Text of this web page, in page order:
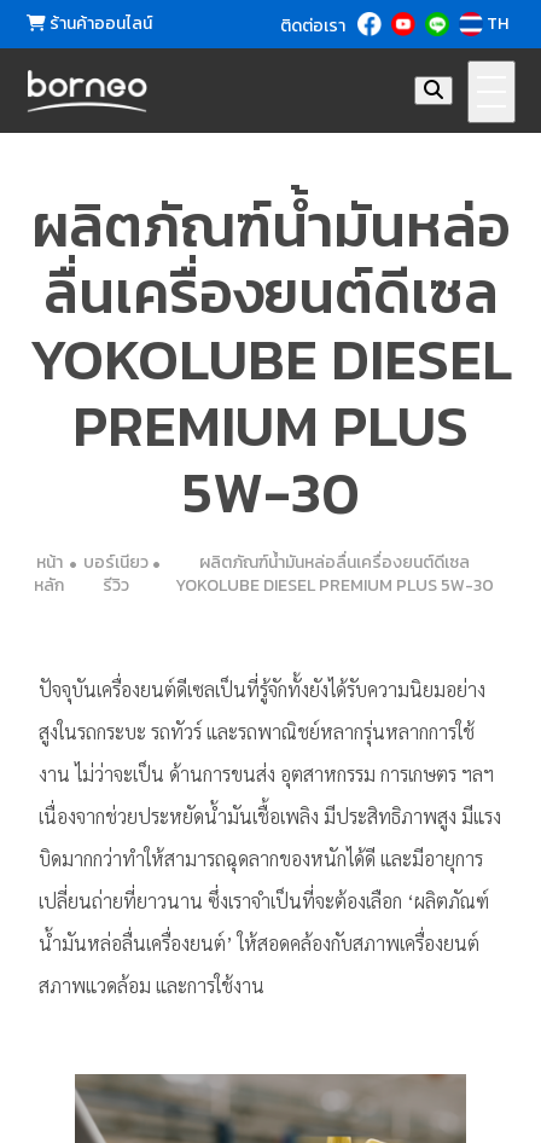
ร้านค้าออนไลน์ ติดต่อเรา TH
ผลิตภัณฑ์น้ำมันหล่อ
ลื่นเครื่องยนต์ดีเซล
YOKOLUBE DIESEL
PREMIUM PLUS
5W-30
หน้า
หลัก
บอร์เนียว
รีวิว
ผลิตภัณฑ์น้ำมันหล่อลื่นเครื่องยนต์ดีเซล
YOKOLUBE DIESEL PREMIUM PLUS 5W-30
ปัจจุบันเครื่องยนต์ดีเซลเป็นที่รู้จักทั้งยังได้รับความนิยมอย่าง
สูงในรถกระบะ รถทัวร์ และรถพาณิชย์หลากรุ่นหลากการใช้
งาน ไม่ว่าจะเป็น ด้านการขนส่ง อุตสาหกรรม การเกษตร ฯลฯ
เนื่องจากช่วยประหยัดน้ำมันเชื้อเพลิง มีประสิทธิภาพสูง มีแรง
บิดมากกว่าทำให้สามารถฉุดลากของหนักได้ดี และมีอายุการ
เปลี่ยนถ่ายที่ยาวนาน ซึ่งเราจำเป็นที่จะต้องเลือก ‘ผลิตภัณฑ์
น้ำมันหล่อลื่นเครื่องยนต์’ ให้สอดคล้องกับสภาพเครื่องยนต์
สภาพแวดล้อม และการใช้งาน